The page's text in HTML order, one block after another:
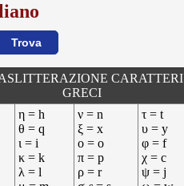
CARATTERI
GRECI
η = h
θ = q
ι = i
κ = k
λ = l
ν = n
ξ = x
ο = o
π = p
ρ = r
τ = t
υ = y
φ = f
χ = c
ψ = j